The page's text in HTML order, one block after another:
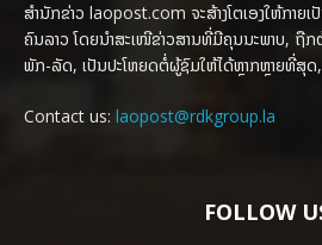
ສຳນັກຂ່າວ laopost.com ຈະສ້າງໂຕເອງໃຫ້ກາຍ
ຄົນລາວ ໂດຍນຳສະເໜີຂ່າວສານທີ່ມີຄຸນນະພາບ, ຖືກ
ພັກ-ລັດ, ເປັນປະໂຫຍດຕໍ່ຜູ້ຊົມໃຫ້ໄດ້ຫຼາກຫຼາຍທີ່ສຸດ
Contact us: laopost@rdkgroup.la
FOLLOW